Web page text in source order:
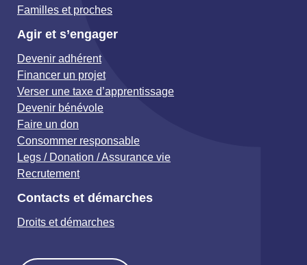
Familles et proches
Agir et s’engager
Devenir adhérent
Financer un projet
Verser une taxe d’apprentissage
Devenir bénévole
Faire un don
Consommer responsable
Legs / Donation / Assurance vie
Recrutement
Contacts et démarches
Droits et démarches